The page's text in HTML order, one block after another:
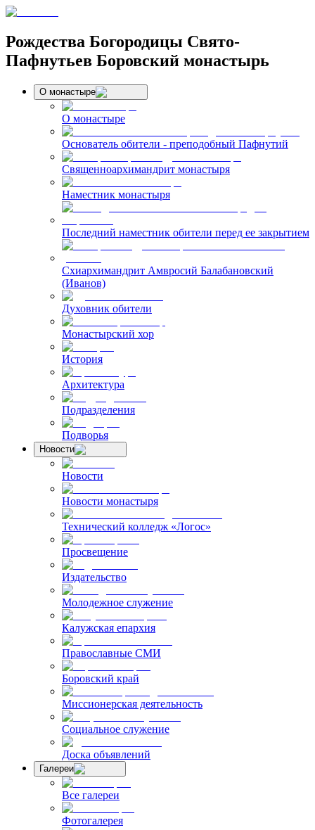
Рождества Богородицы Свято-
Пафнутьев Боровский монастырь
О монастыре
О монастыре
Основатель обители - преподобный Пафнутий
Священноархимандрит монастыря
Наместник монастыря
Последний наместник обители перед ее закрытием
Схиархимандрит Амвросий Балабановский
(Иванов)
Духовник обители
Монастырский хор
История
Архитектура
Подразделения
Подворья
Новости
Новости
Новости монастыря
Технический колледж «Логос»
Просвещение
Издательство
Молодежное служение
Калужская епархия
Православные СМИ
Боровский край
Миссионерская деятельность
Социальное служение
Доска объявлений
Галереи
Все галереи
Фотогалерея